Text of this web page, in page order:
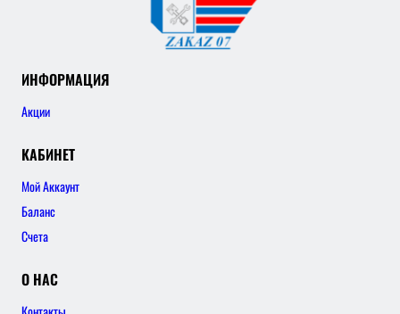
ИНФОРМАЦИЯ
Акции
КАБИНЕТ
Мой Аккаунт
Баланс
Счета
О НАС